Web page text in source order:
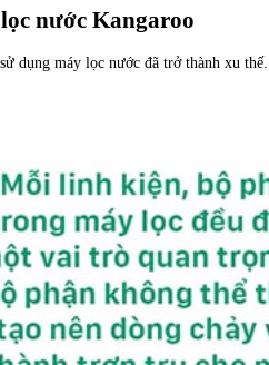
nước Kangaroo
dụng máy lọc nước đã trở thành xu